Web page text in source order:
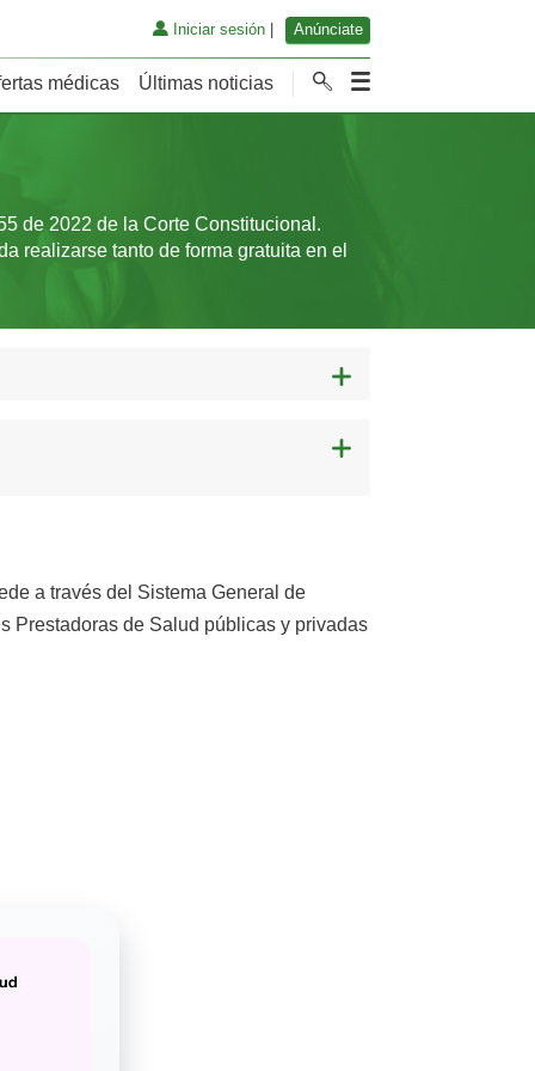
Iniciar sesión| Anúnciate
médicas Últimas noticias
de 2022 de la Corte Constitucional.
realizarse tanto de forma gratuita en el
a través del Sistema General de
Prestadoras de Salud públicas y privadas